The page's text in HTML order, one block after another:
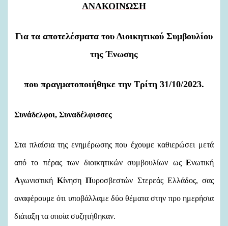
ΑΝΑΚΟΙΝΩΣΗ
Για τα αποτελέσματα του Διοικητικού Συμβουλίου
της Ένωσης
που πραγματοποιήθηκε την Τρίτη 31/10/2023.
Συνάδελφοι, Συναδέλφισσες
Στα πλαίσια της ενημέρωσης που έχουμε καθιερώσει μετά
από το πέρας των διοικητικών συμβουλίων ως Ενωτική
ΑγωνιστικήΚίνησηΠυροσβεστών Στερεάς Ελλάδος, σας
αναφέρουμε ότι υποβάλλαμε δύο θέματα στην προ ημερήσια
διάταξη τα οποία συζητήθηκαν.